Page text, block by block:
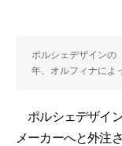
ポルシェデザインの
年、オルフィナによ
ポルシェデザイ
メーカーへと外注